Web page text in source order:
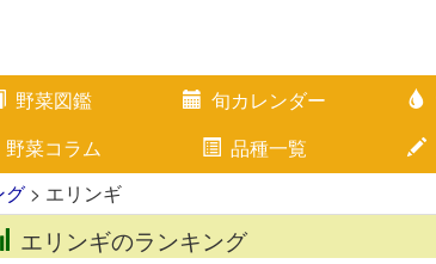
野菜図鑑 旬カレンダー
野菜コラム 品種一覧
グ > エリンギ
エリンギのランキング